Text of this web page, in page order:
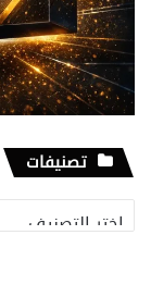
تصنيفات
تصنيفات